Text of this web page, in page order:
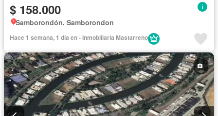
$ 158.000
Samborondón, Samborondon
Hace 1 semana, 1 día en - Inmobiliaria Mastarreno